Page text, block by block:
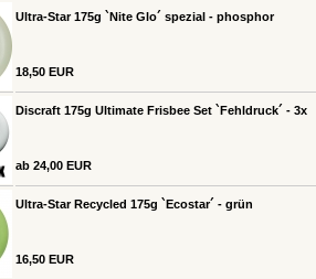
Ultra-Star 175g `Nite Glo´ spezial - phosphor
18,50 EUR
Discraft 175g Ultimate Frisbee Set `Fehldruck´ - 3x
ab 24,00 EUR
Ultra-Star Recycled 175g `Ecostar´ - grün
16,50 EUR